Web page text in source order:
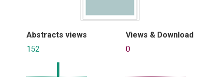
Abstracts views
152
Views & Download
0